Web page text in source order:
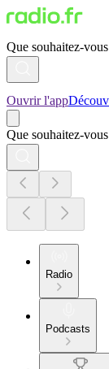
Que souhaitez-
Ouvrir l'app
Que souhaitez-
Radio
Podcasts